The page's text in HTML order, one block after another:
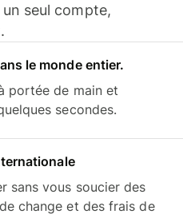
seul compte,
le monde entier.
portée de main et
secondes.
sans vous soucier des
change et des frais de